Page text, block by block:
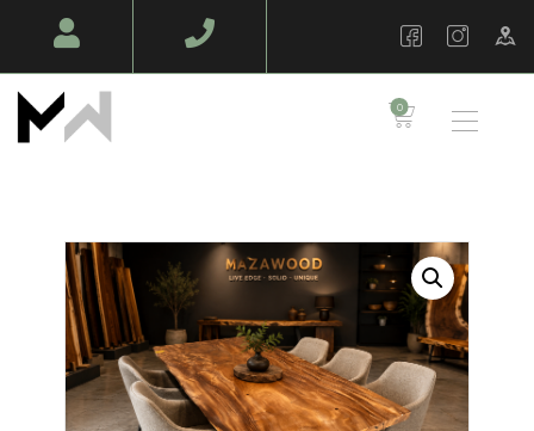
0
MAZAWOOD - MENUISERIE
Design Bois & Décoration – Fabrication
MESURE
AMÉNAGEMENT
BOIS
AMBIANCE PRO
BOIS EN PLEIN AIR